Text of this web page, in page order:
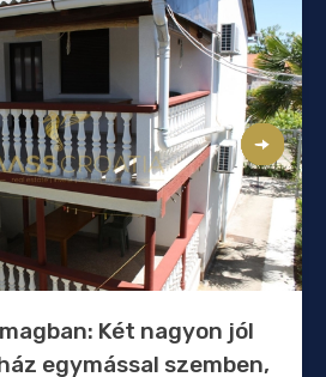
Két nagyon jól
egymással szemben,